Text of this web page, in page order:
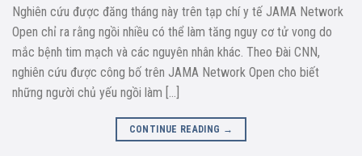
Nghiên cứu được đăng tháng này trên tạp chí y tế JAMA Network
Open chỉ ra rằng ngồi nhiều có thể làm tăng nguy cơ tử vong do
mắc bệnh tim mạch và các nguyên nhân khác. Theo Đài CNN,
nghiên cứu được công bố trên JAMA Network Open cho biết
những người chủ yếu ngồi làm […]
CONTINUE READING →